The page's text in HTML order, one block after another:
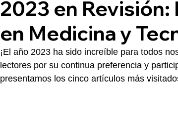
2023 en
en Medicina y
¡El año 2023 ha sido increíble para todos
lectores por su continua preferencia y
presentamos los cinco artículos más